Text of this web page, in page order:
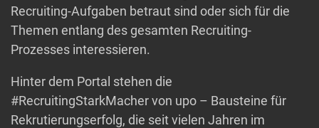
Recruiting-Aufgaben betraut sind oder sich für die
Themen entlang des gesamten Recruiting-
Prozesses interessieren.
Hinter dem Portal stehen die
#RecruitingStarkMacher von upo – Bausteine für
Rekrutierungserfolg, die seit vielen Jahren im